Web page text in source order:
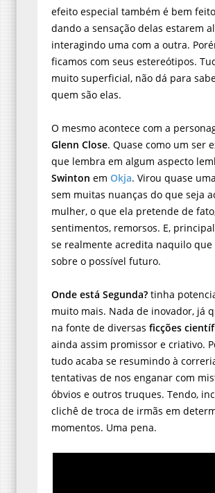
efeito especial também é bem
dando a sensação delas estarem
interagindo uma com a outra.
ficamos com seus estereótipos.
muito superficial, não dá para
quem são elas.
O mesmo acontece com a
Glenn Close. Quase como um ser
que lembra em algum aspecto
Swinton em Okja. Virou quase
sem muitas nuanças do que seja
mulher, o que ela pretende de
sentimentos, remorsos. E,
se realmente acredita naquilo que
sobre o possível futuro.
Onde está Segunda? tinha
muito mais. Nada de inovador, já
na fonte de diversas ficções
ainda assim promissor e criativo.
tudo acaba se resumindo à
tentativas de nos enganar com
óbvios e outros truques. Tendo,
clichê de troca de irmãs em
momentos. Uma pena.